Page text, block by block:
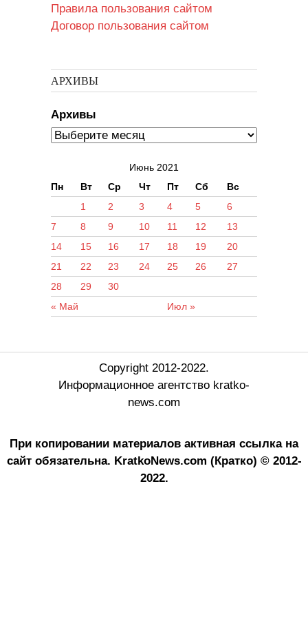
Правила пользования сайтом
Договор пользования сайтом
АРХИВЫ
Архивы
Июнь 2021
Пн
Вт Ср Чт Пт Сб Вс
« Май Июл »
1 2 3 4 5
6
7
8 9 10 11 12
13
14
15 16 17 18 19
20
21
22 23 24 25 26
27
28
29 30
Copyright 2012-2022.
Информационное агентство kratko-
news.com
При копировании материалов активная ссылка на
сайт обязательна. KratkoNews.com (Кратко) © 2012-
2022.